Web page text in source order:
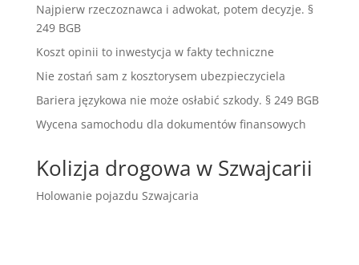
Najpierw rzeczoznawca i adwokat, potem decyzje. §
249 BGB
Koszt opinii to inwestycja w fakty techniczne
Nie zostań sam z kosztorysem ubezpieczyciela
Bariera językowa nie może osłabić szkody. § 249 BGB
Wycena samochodu dla dokumentów finansowych
Kolizja drogowa w Szwajcarii
Holowanie pojazdu Szwajcaria